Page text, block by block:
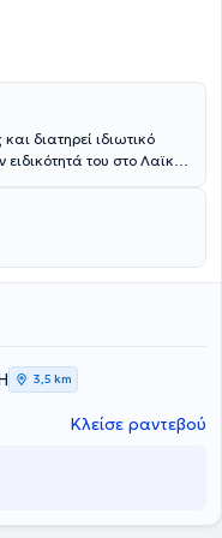
διατηρεί ιδιωτικό
του στο Λαϊκό
Ιατρείο Α'
Αθηνών.
3,5 km
Κλείσε ραντεβού